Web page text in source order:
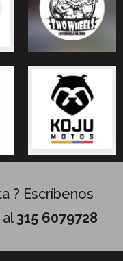
? Escríbenos
al315 6079728